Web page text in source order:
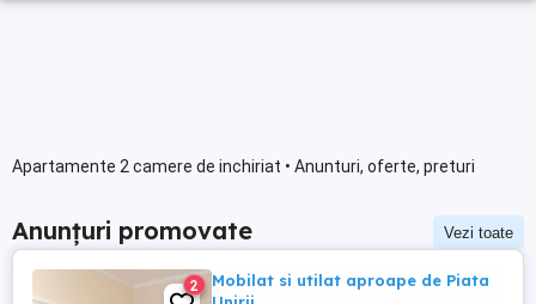
Apartamente 2 camere de inchiriat • Anunturi, oferte, preturi
Anunțuri promovate Vezi toate
2
Mobilat si utilat aproape de Piata